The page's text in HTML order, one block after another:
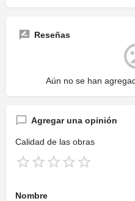
Reseñas
Aún no se han
Agregar una opinión
Calidad de las obras
Nombre